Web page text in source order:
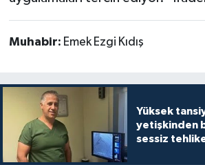
Muhabir: Emek Ezgi Kıdış
Yüksek
yetişkinden
sessiz